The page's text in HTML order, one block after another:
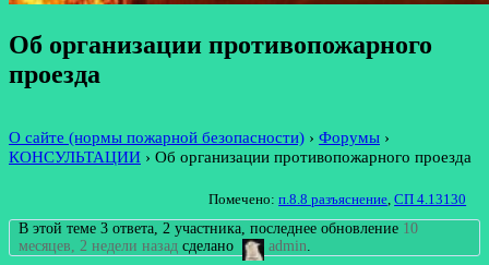
Об организации противопожарного
проезда
О сайте (нормы пожарной безопасности) › Форумы ›
КОНСУЛЬТАЦИИ › Об организации противопожарного проезда
Помечено:п.8.8 разъяснение,СП 4.13130
В этой теме 3 ответа, 2 участника, последнее обновление 10
месяцев, 2 недели назад сделано admin